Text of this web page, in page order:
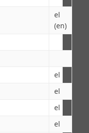
el
(en)
el
el
el
el